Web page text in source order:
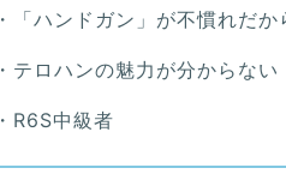
・「ハンドガン」が不慣れだ
・テロハンの魅力が分からない
・R6S中級者